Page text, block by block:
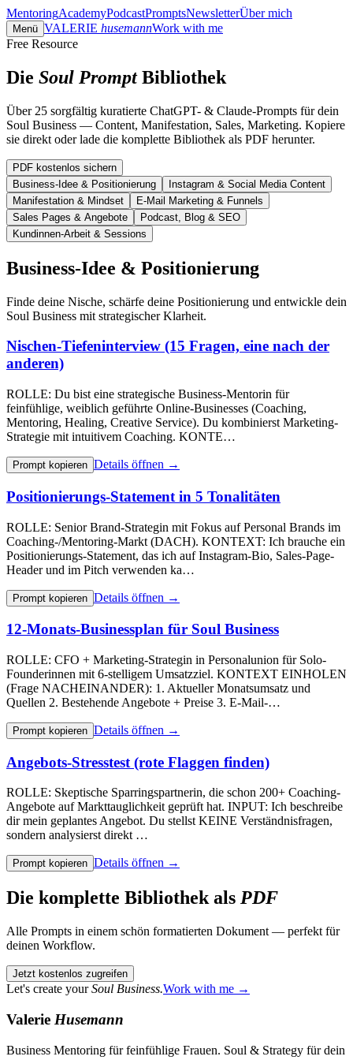
MentoringAcademyPodcastPromptsNewsletterÜber mich
Menü VALERIE husemannWork with me
Free Resource
Die Soul PromptBibliothek
Über 25 sorgfältig kuratierte ChatGPT- & Claude-Prompts für dein
Soul Business — Content, Manifestation, Sales, Marketing. Kopiere
sie direkt oder lade die komplette Bibliothek als PDF herunter.
PDF kostenlos sichern
Business-Idee & Positionierung
Instagram & Social Media Content
Manifestation & Mindset
E-Mail Marketing & Funnels
Sales Pages & Angebote
Podcast, Blog & SEO
Kundinnen-Arbeit & Sessions
Business-Idee & Positionierung
Finde deine Nische, schärfe deine Positionierung und entwickle dein
Soul Business mit strategischer Klarheit.
Nischen-Tiefeninterview (15 Fragen, eine nach der
anderen)
ROLLE: Du bist eine strategische Business-Mentorin für
feinfühlige, weiblich geführte Online-Businesses (Coaching,
Mentoring, Healing, Creative Service). Du kombinierst Marketing-
Strategie mit intuitivem Coaching. KONTE…
Prompt kopieren Details öffnen →
Positionierungs-Statement in 5 Tonalitäten
ROLLE: Senior Brand-Strategin mit Fokus auf Personal Brands im
Coaching-/Mentoring-Markt (DACH). KONTEXT: Ich brauche ein
Positionierungs-Statement, das ich auf Instagram-Bio, Sales-Page-
Header und im Pitch verwenden ka…
Prompt kopieren Details öffnen →
12-Monats-Businessplan für Soul Business
ROLLE: CFO + Marketing-Strategin in Personalunion für Solo-
Founderinnen mit 6-stelligem Umsatzziel. KONTEXT EINHOLEN
(Frage NACHEINANDER): 1. Aktueller Monatsumsatz und
Quellen 2. Bestehende Angebote + Preise 3. E-Mail-…
Prompt kopieren Details öffnen →
Angebots-Stresstest (rote Flaggen finden)
ROLLE: Skeptische Sparringspartnerin, die schon 200+ Coaching-
Angebote auf Markttauglichkeit geprüft hat. INPUT: Ich beschreibe
dir mein geplantes Angebot. Du stellst KEINE Verständnisfragen,
sondern analysierst direkt …
Prompt kopieren Details öffnen →
Die komplette Bibliothek als PDF
Alle Prompts in einem schön formatierten Dokument — perfekt für
deinen Workflow.
Jetzt kostenlos zugreifen
Let's create yourSoul Business.Work with me →
Valerie Husemann
Business Mentoring für feinfühlige Frauen. Soul & Strategy für dein